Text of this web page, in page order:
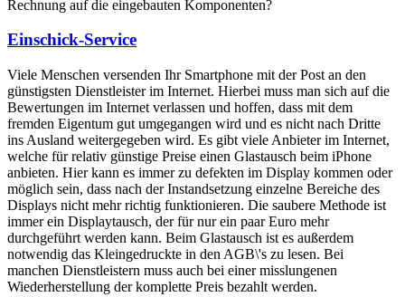
Rechnung auf die eingebauten Komponenten?
Einschick-Service
Viele Menschen versenden Ihr Smartphone mit der Post an den
günstigsten Dienstleister im Internet. Hierbei muss man sich auf die
Bewertungen im Internet verlassen und hoffen, dass mit dem
fremden Eigentum gut umgegangen wird und es nicht nach Dritte
ins Ausland weitergegeben wird. Es gibt viele Anbieter im Internet,
welche für relativ günstige Preise einen Glastausch beim iPhone
anbieten. Hier kann es immer zu defekten im Display kommen oder
möglich sein, dass nach der Instandsetzung einzelne Bereiche des
Displays nicht mehr richtig funktionieren. Die saubere Methode ist
immer ein Displaytausch, der für nur ein paar Euro mehr
durchgeführt werden kann. Beim Glastausch ist es außerdem
notwendig das Kleingedruckte in den AGB\'s zu lesen. Bei
manchen Dienstleistern muss auch bei einer misslungenen
Wiederherstellung der komplette Preis bezahlt werden.